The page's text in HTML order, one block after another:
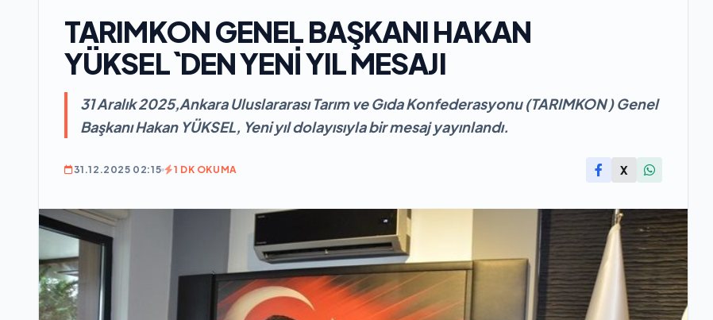
TARIMKON GENEL BAŞKANI HAKAN
YÜKSEL`DEN YENİ YIL MESAJI
31 Aralık 2025,Ankara Uluslararası Tarım ve Gıda Konfederasyonu (TARIMKON ) Genel
Başkanı Hakan YÜKSEL, Yeni yıl dolayısıyla bir mesaj yayınlandı.
31.12.2025 02:15 1 DK OKUMA X